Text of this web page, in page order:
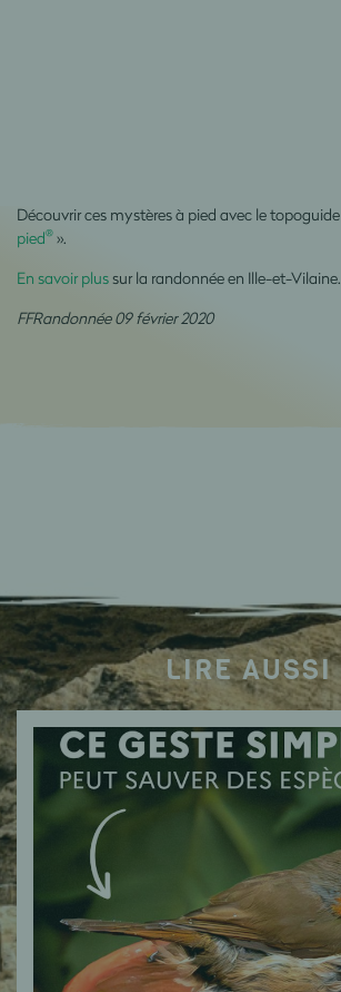
Découvrir ces mystères à pied avec le topoguide
pied® ».
En savoir plus sur la randonnée en Ille-et-Vilaine.
FFRandonnée 09 février 2020
LIRE AUSSI